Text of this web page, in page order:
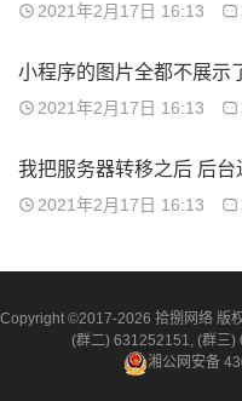
2021年2月17日 16:13
小程序的图片全都不展示
2021年2月17日 16:13
我把服务器转移之后 后台
2021年2月17日 16:13
Copyright ©2017-2026 拾捌网络 版
(群二) 631252151, (群三)
湘公网安备